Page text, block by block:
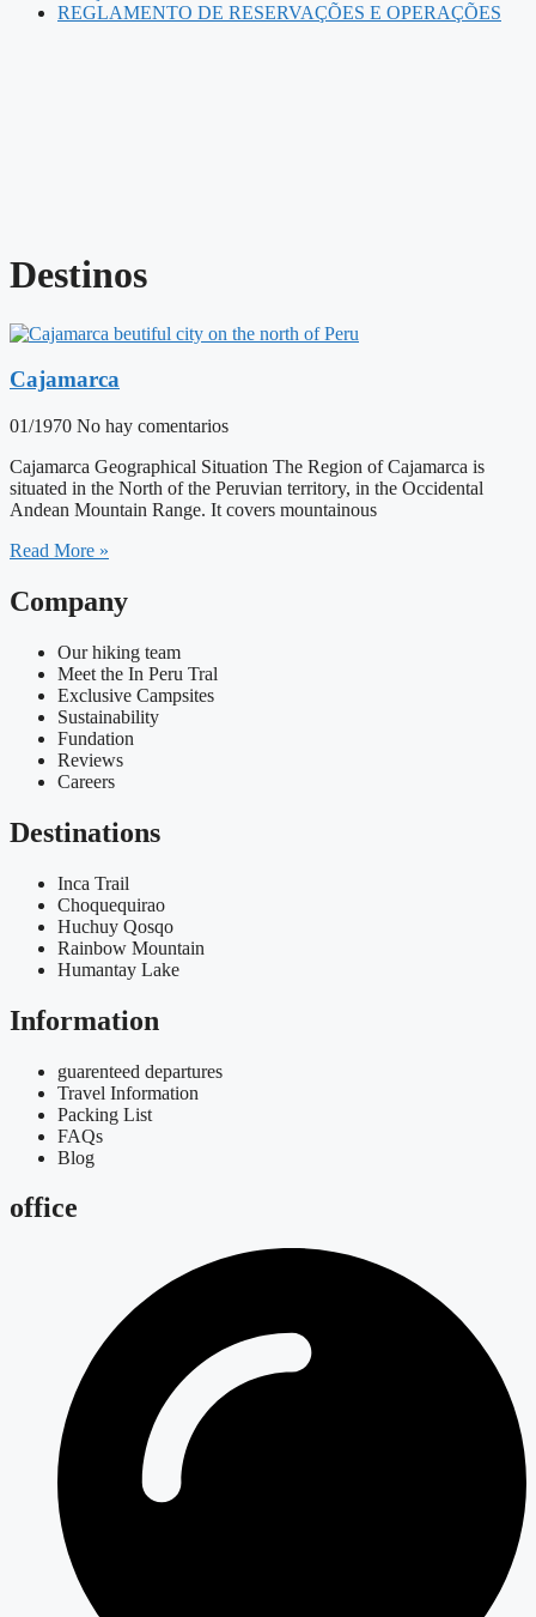
REGLAMENTO DE RESERVAÇÕES E OPERAÇÕES
Destinos
Cajamarca
01/1970 No hay comentarios
Cajamarca Geographical Situation The Region of Cajamarca is
situated in the North of the Peruvian territory, in the Occidental
Andean Mountain Range. It covers mountainous
Read More »
Company
Our hiking team
Meet the In Peru Tral
Exclusive Campsites
Sustainability
Fundation
Reviews
Careers
Destinations
Inca Trail
Choquequirao
Huchuy Qosqo
Rainbow Mountain
Humantay Lake
Information
guarenteed departures
Travel Information
Packing List
FAQs
Blog
office